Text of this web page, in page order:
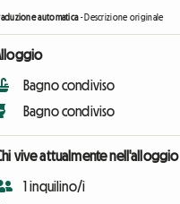
automatica-Descrizione originale
Bagno condiviso
Bagno condiviso
vive attualmente nell'alloggio
1 inquilino/i